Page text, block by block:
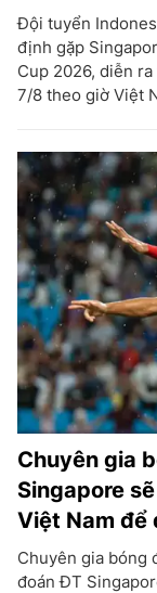
Đội tuyển
định gặp
Cup 2026, diễn
7/8 theo giờ Việt
Chuyên gia
Singapore
Việt Nam để
Chuyên gia bóng
đoán ĐT